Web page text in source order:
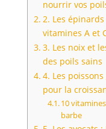
nourrir vos
2. Les
vitamines A et
3. Les noix et
des poils sains
4. Les
pour la
10
barbe